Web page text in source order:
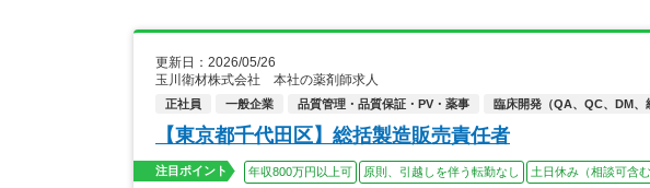
更新日：2026/05/26
玉川衛材株式会社 本社の薬剤師求人
正社員 一般企業 品質管理・品質保証・PV・薬事 臨床開発（QA、QC、DM、
【東京都千代田区】総括製造販売責任者
注目ポイント 年収800万円以上可 原則、引越しを伴う転勤なし 土日休み（相談可含む